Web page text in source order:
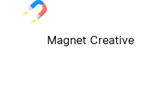
Magnet Creative